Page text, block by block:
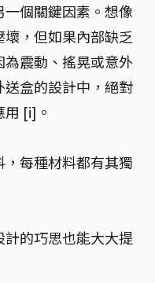
個關鍵因素。想像
，但如果內部缺乏
震動、搖晃或意外
盒的設計中，絕對
[i]。
每種材料都有其獨
的巧思也能大大提